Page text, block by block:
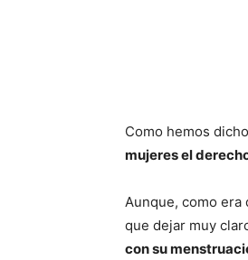
Como hemos
mujeres el
Aunque, como era
que dejar muy
con su